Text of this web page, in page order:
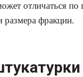
отличаться по
размера фракции.